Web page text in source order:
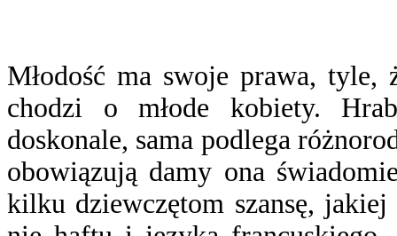
Młodość ma swoje prawa, tyle,
chodzi o młode kobiety.
doskonale, sama podlega
obowiązują damy ona
kilku dziewczętom szansę,